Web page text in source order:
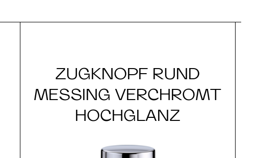
ZUGKNOPF RUND
MESSING VERCHROMT
HOCHGLANZ